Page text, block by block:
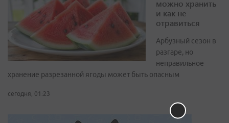
можно хранить
и как не
отравиться
Арбузный сезон в
разгаре, но
неправильное
хранение разрезанной ягоды может быть опасным
сегодня, 01:23